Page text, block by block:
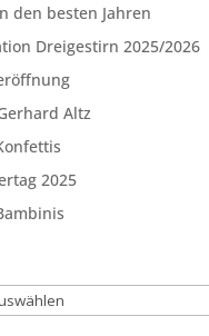
den besten Jahren
Dreigestirn 2025/2026
Altz
2025